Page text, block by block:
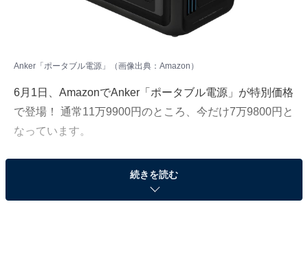
Anker「ポータブル電源」（画像出典：Amazon）
6月1日、AmazonでAnker「ポータブル電源」が特別価格
で登場！ 通常11万9900円のところ、今だけ7万9800円と
なっています。
そのほかにも注目の商品がラインナップされているの
で、あわせて紹介していきましょう。
続きを読む